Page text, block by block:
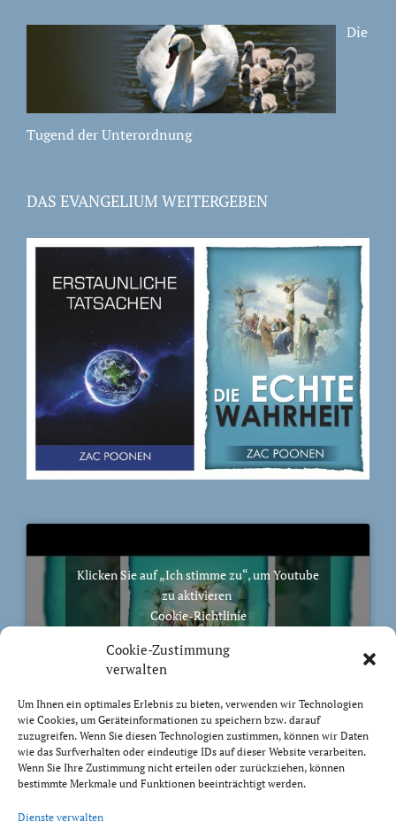
Cookie-Zustimmung
verwalten
Um Ihnen ein optimales Erlebnis zu bieten, verwenden wir Technologien
wie Cookies, um Geräteinformationen zu speichern bzw. darauf
zuzugreifen. Wenn Sie diesen Technologien zustimmen, können wir Daten
wie das Surfverhalten oder eindeutige IDs auf dieser Website verarbeiten.
Wenn Sie Ihre Zustimmung nicht erteilen oder zurückziehen, können
bestimmte Merkmale und Funktionen beeinträchtigt werden.
Dienste verwalten
Die
Tugend der Unterordnung
DAS EVANGELIUM WEITERGEBEN
Klicken Sie auf „Ich stimme zu“, um Youtube
zu aktivieren
Cookie-Richtlinie
Ich stimme zu
BIBELVERS DES TAGES